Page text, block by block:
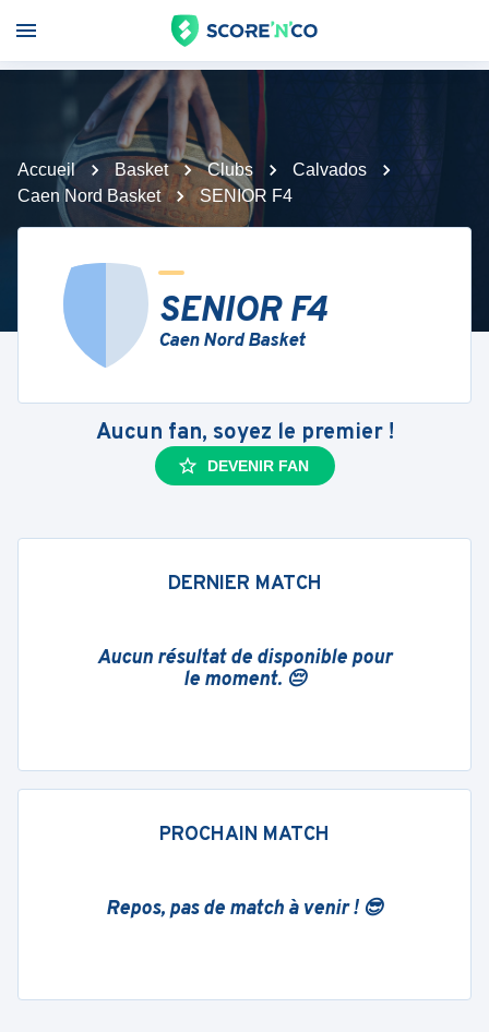
Accueil Basket Clubs
Calvados
Caen Nord Basket
SENIOR F4
SENIOR F4
Caen Nord Basket
Aucun fan, soyez le premier !
DEVENIR FAN
DERNIER MATCH
Aucun résultat de disponible pour
le moment. 😔
PROCHAIN MATCH
Repos, pas de match à venir ! 😎